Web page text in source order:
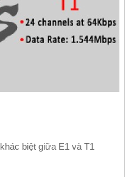
biệt giữa E1 và T1